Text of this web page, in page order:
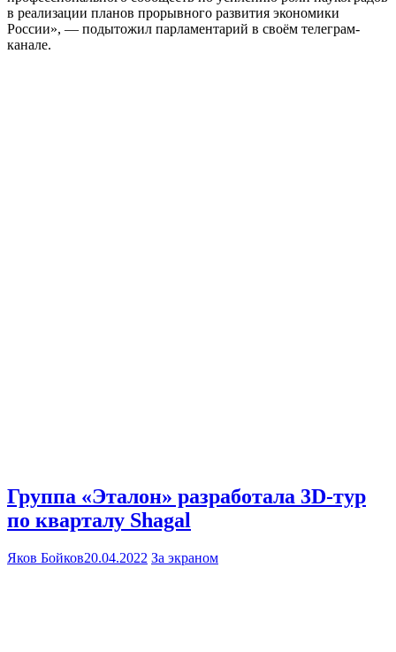
в реализации планов прорывного развития экономики
России», — подытожил парламентарий в своём телеграм-
канале.
Группа «Эталон» разработала 3D-тур
по кварталу Shagal
Яков Бойков20.04.2022 За экраном